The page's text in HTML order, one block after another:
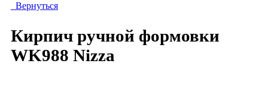
Вернуться
Кирпич ручной формовки
WK988 Nizza